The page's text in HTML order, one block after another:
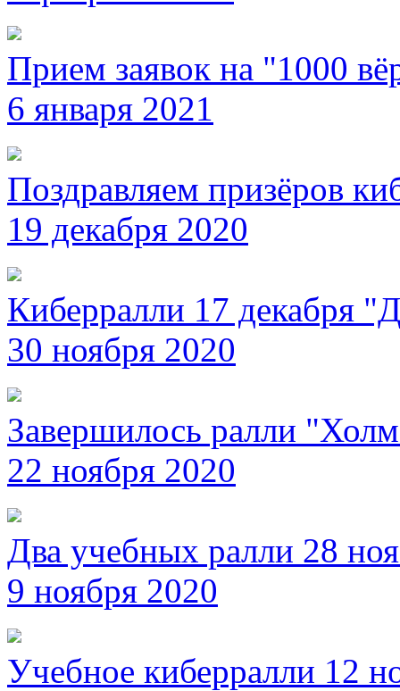
Прием заявок на "1000
6 января 2021
Поздравляем призёров
19 декабря 2020
Киберралли 17 декабря
30 ноября 2020
Завершилось ралли
22 ноября 2020
Два учебных ралли 28
9 ноября 2020
Учебное киберралли 12